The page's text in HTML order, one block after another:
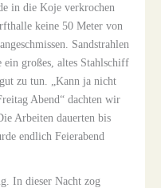
in die Koje verkrochen
keine 50 Meter von
Sandstrahlen
großes, altes Stahlschiff
zu tun. „Kann ja nicht
Abend“ dachten wir
Arbeiten dauerten bis
endlich Feierabend
In dieser Nacht zog